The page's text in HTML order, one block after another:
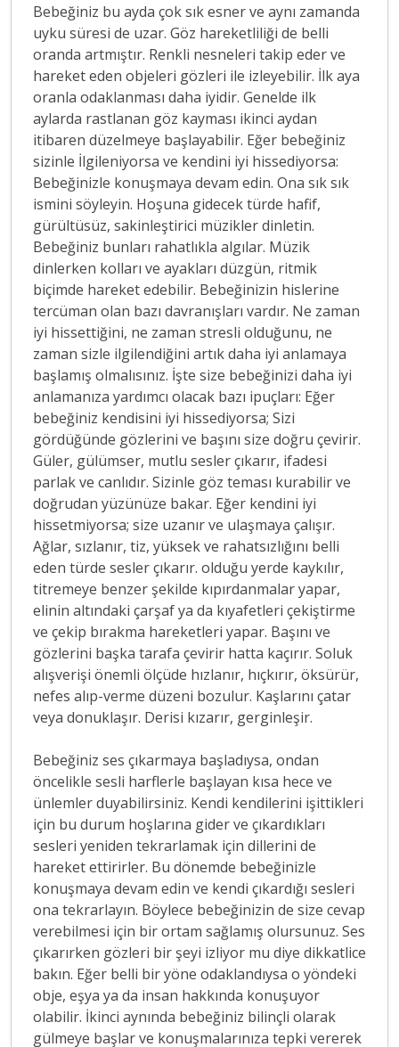
Bebeğiniz bu ayda çok sık esner ve aynı zamanda
uyku süresi de uzar. Göz hareketliliği de belli
oranda artmıştır. Renkli nesneleri takip eder ve
hareket eden objeleri gözleri ile izleyebilir. İlk aya
oranla odaklanması daha iyidir. Genelde ilk
aylarda rastlanan göz kayması ikinci aydan
itibaren düzelmeye başlayabilir. Eğer bebeğiniz
sizinle İlgileniyorsa ve kendini iyi hissediyorsa:
Bebeğinizle konuşmaya devam edin. Ona sık sık
ismini söyleyin. Hoşuna gidecek türde hafif,
gürültüsüz, sakinleştirici müzikler dinletin.
Bebeğiniz bunları rahatlıkla algılar. Müzik
dinlerken kolları ve ayakları düzgün, ritmik
biçimde hareket edebilir. Bebeğinizin hislerine
tercüman olan bazı davranışları vardır. Ne zaman
iyi hissettiğini, ne zaman stresli olduğunu, ne
zaman sizle ilgilendiğini artık daha iyi anlamaya
başlamış olmalısınız. İşte size bebeğinizi daha iyi
anlamanıza yardımcı olacak bazı ipuçları: Eğer
bebeğiniz kendisini iyi hissediyorsa; Sizi
gördüğünde gözlerini ve başını size doğru çevirir.
Güler, gülümser, mutlu sesler çıkarır, ifadesi
parlak ve canlıdır. Sizinle göz teması kurabilir ve
doğrudan yüzünüze bakar. Eğer kendini iyi
hissetmiyorsa; size uzanır ve ulaşmaya çalışır.
Ağlar, sızlanır, tiz, yüksek ve rahatsızlığını belli
eden türde sesler çıkarır. olduğu yerde kaykılır,
titremeye benzer şekilde kıpırdanmalar yapar,
elinin altındaki çarşaf ya da kıyafetleri çekiştirme
ve çekip bırakma hareketleri yapar. Başını ve
gözlerini başka tarafa çevirir hatta kaçırır. Soluk
alışverişi önemli ölçüde hızlanır, hıçkırır, öksürür,
nefes alıp-verme düzeni bozulur. Kaşlarını çatar
veya donuklaşır. Derisi kızarır, gerginleşir.
Bebeğiniz ses çıkarmaya başladıysa, ondan
öncelikle sesli harflerle başlayan kısa hece ve
ünlemler duyabilirsiniz. Kendi kendilerini işittikleri
için bu durum hoşlarına gider ve çıkardıkları
sesleri yeniden tekrarlamak için dillerini de
hareket ettirirler. Bu dönemde bebeğinizle
konuşmaya devam edin ve kendi çıkardığı sesleri
ona tekrarlayın. Böylece bebeğinizin de size cevap
verebilmesi için bir ortam sağlamış olursunuz. Ses
çıkarırken gözleri bir şeyi izliyor mu diye dikkatlice
bakın. Eğer belli bir yöne odaklandıysa o yöndeki
obje, eşya ya da insan hakkında konuşuyor
olabilir. İkinci aynında bebeğiniz bilinçli olarak
gülmeye başlar ve konuşmalarınıza tepki vererek